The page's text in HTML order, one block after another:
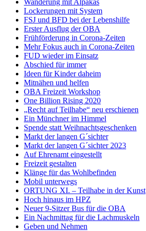
Lockerungen mit System
FSJ und BFD bei der Lebenshilfe
Erster Ausflug der OBA
Frühförderung in Corona-Zeiten
Mehr Fokus auch in Corona-Zeiten
FUD wieder im Einsatz
Abschied für immer
Ideen für Kinder daheim
Mitnähen und helfen
OBA Freizeit Workshop
One Billion Rising 2020
„Recht auf Teilhabe“ neu erschienen
Ein Münchner im Himmel
Spende statt Weihnachtsgeschenken
Markt der langen G´sichter
Markt der langen G´sichter 2023
Auf Ehrenamt eingestellt
Freizeit gestalten
Klänge für das Wohlbefinden
Mobil unterwegs
ORTUNG XI. – Teilhabe in der Kunst
Hoch hinaus im HPZ
Neuer 9-Sitzer Bus für die OBA
Ein Nachmittag für die Lachmuskeln
Geben und Nehmen